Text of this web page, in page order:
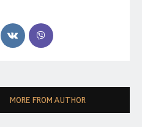
MORE FROM AUTHOR